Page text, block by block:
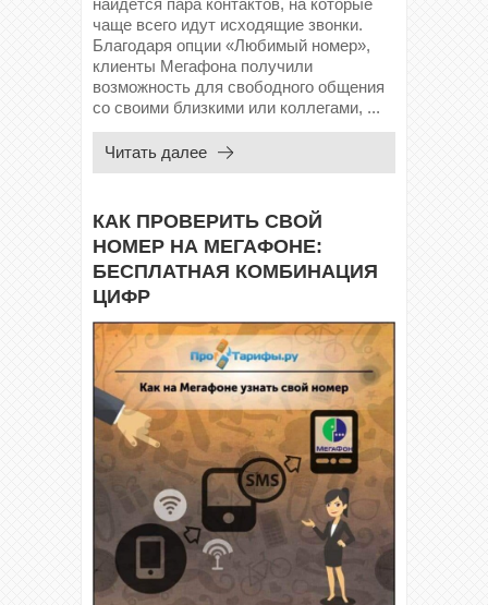
найдется пара контактов, на которые
чаще всего идут исходящие звонки.
Благодаря опции «Любимый номер»,
клиенты Мегафона получили
возможность для свободного общения
со своими близкими или коллегами, ...
Читать далее
КАК ПРОВЕРИТЬ СВОЙ
НОМЕР НА МЕГАФОНЕ:
БЕСПЛАТНАЯ КОМБИНАЦИЯ
ЦИФР